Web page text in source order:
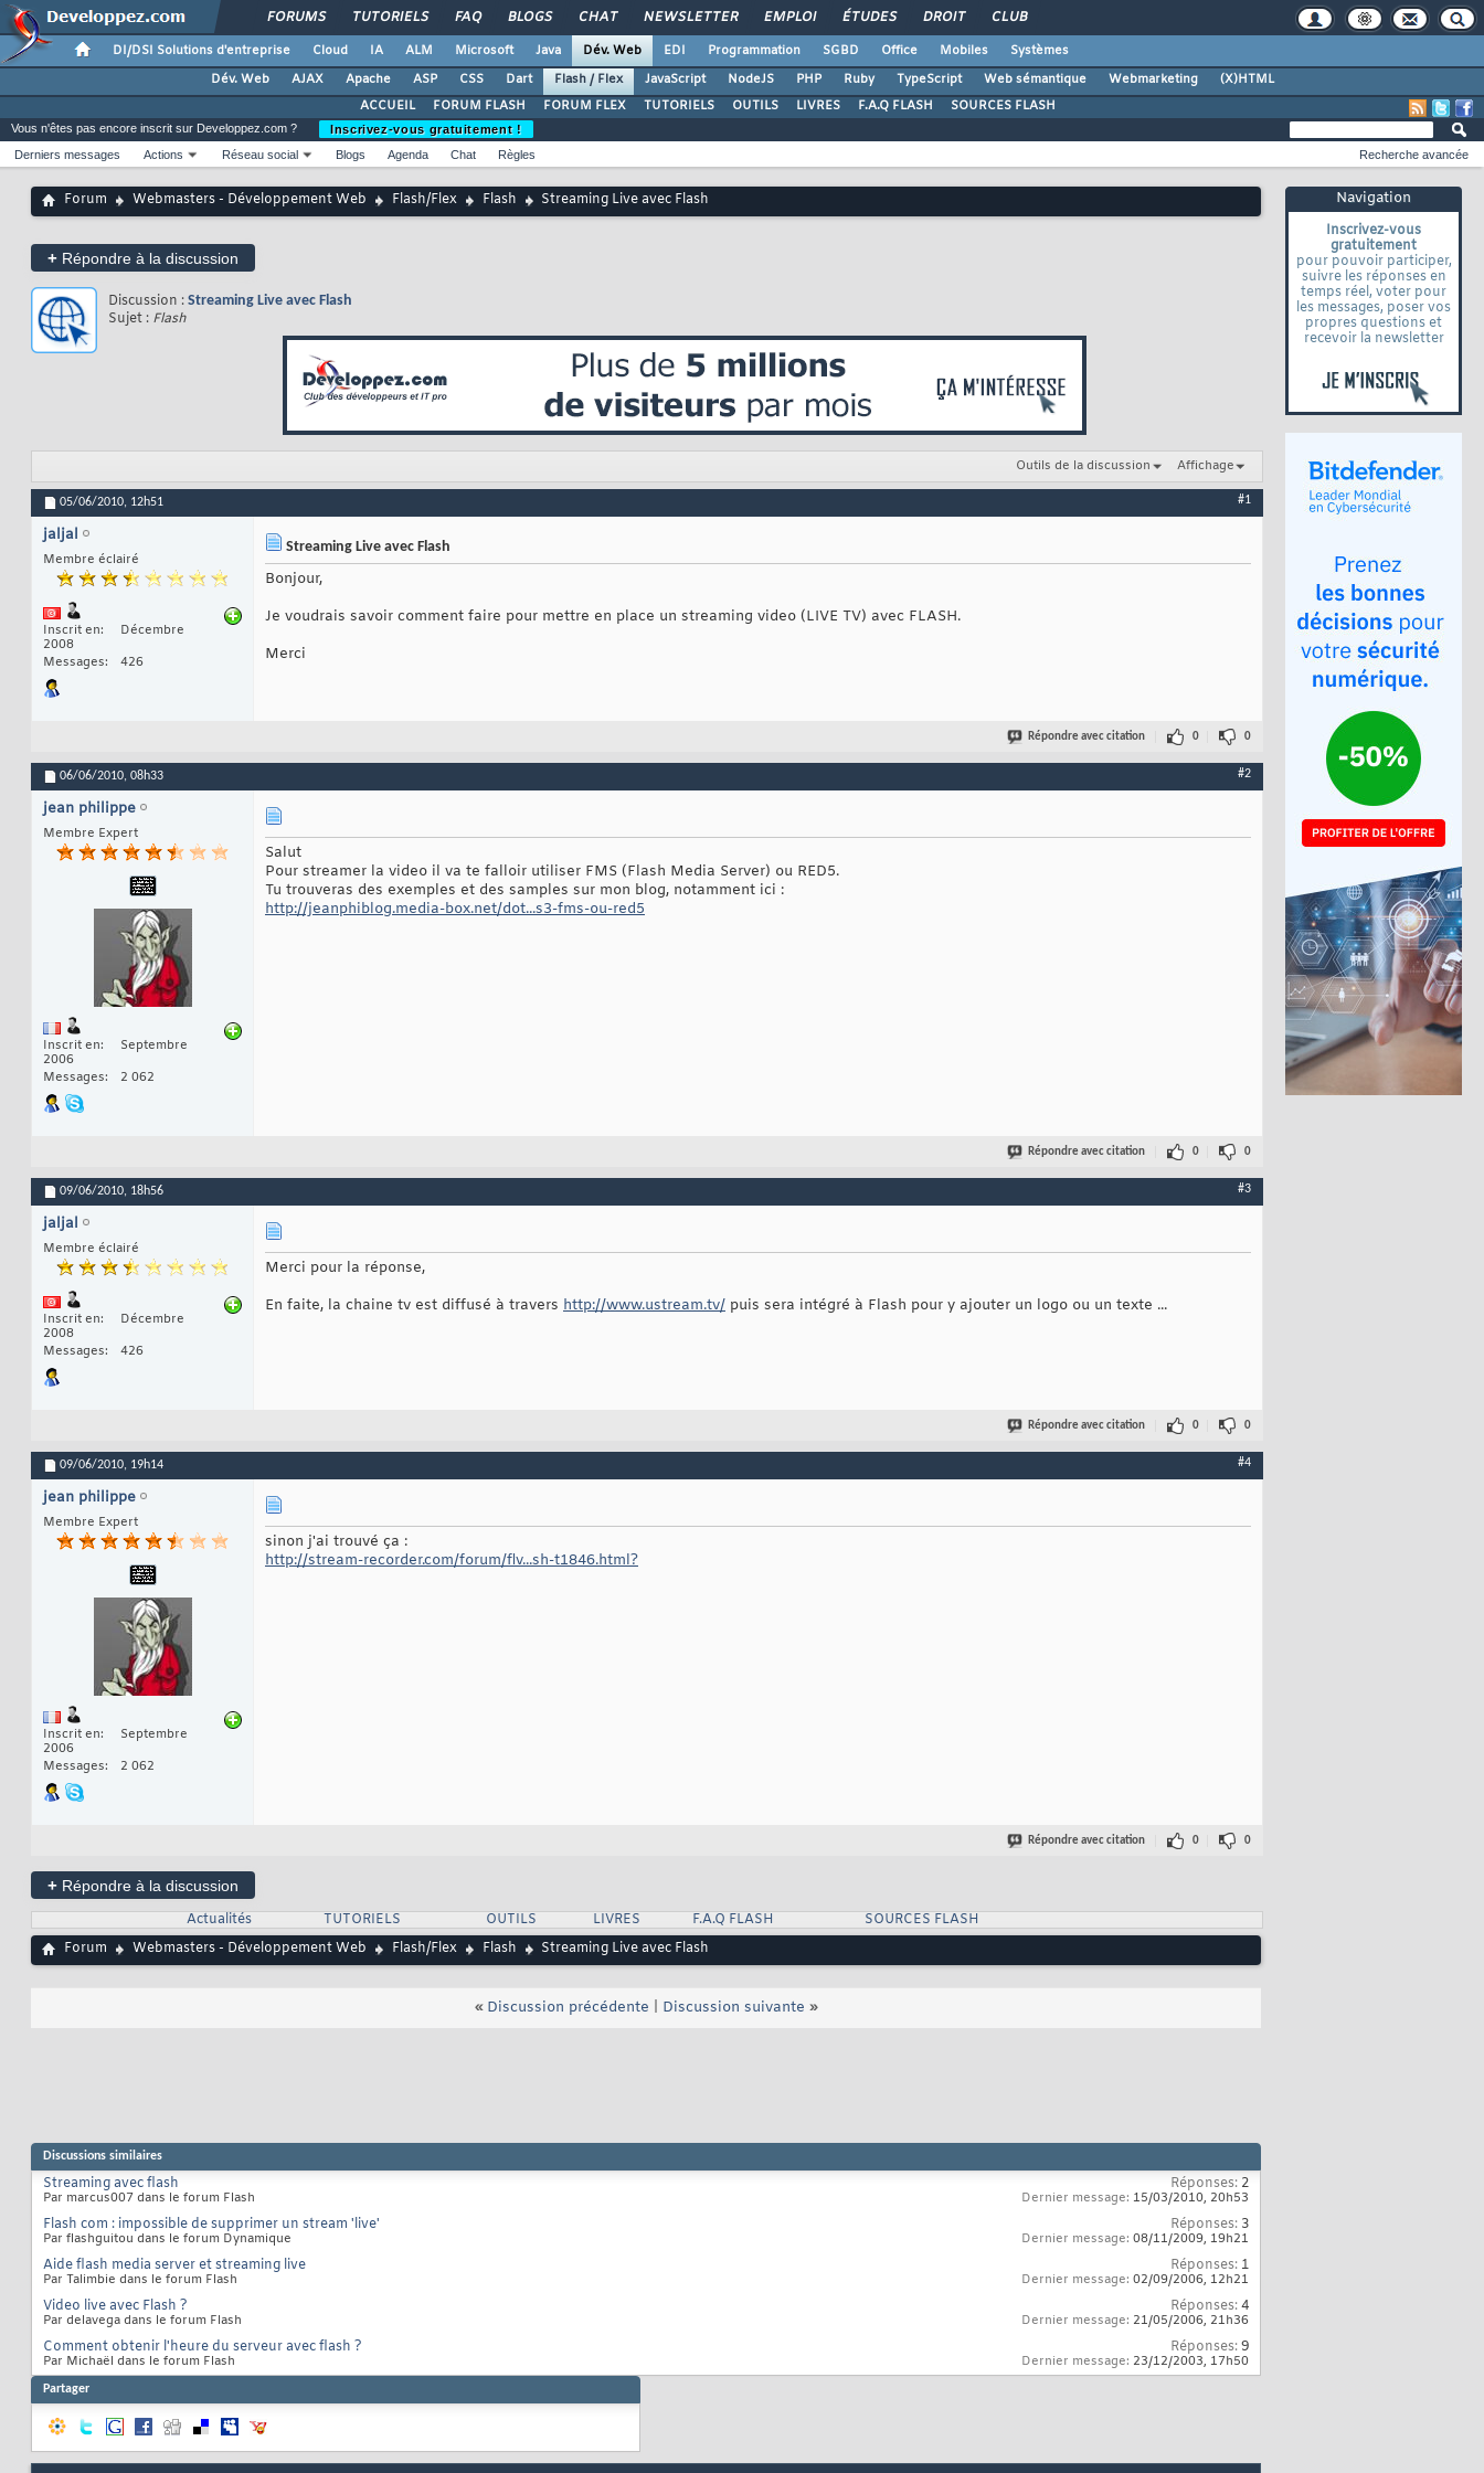
FORUMS TUTORIELS FAQ BLOGS CHAT NEWSLETTER EMPLOI ÉTUDES DROIT CLUB
DI/DSI Solutions d'entreprise Cloud IA ALM Microsoft Java Dév. Web EDI Programmation SGBD Office Mobiles
Systèmes
Dév. Web
AJAX Apache ASP CSS Dart Flash / Flex JavaScript NodeJS PHP Ruby TypeScript Web sémantique Webmarketing
(X)HTML
ACCUEIL
FORUM FLASH FORUM FLEX TUTORIELS OUTILS LIVRES F.A.Q FLASH SOURCES FLASH
Navigation
Inscrivez-vous
gratuitement
pour pouvoir participer,
suivre les réponses en
temps réel, voter pour
les messages, poser vos
propres questions et
recevoir la newsletter
Vous n'êtes pas encore inscrit sur Developpez.com ?
Inscrivez-vous gratuitement !
Derniers messages
Actions Réseau social Blogs Agenda Chat Règles Recherche avancée
Forum Webmasters - Développement Web Flash/Flex Flash Streaming Live avec Flash
+ Répondre à la discussion
Discussion : Streaming Live avec Flash
Sujet : Flash
Outils de la discussion Affichage
05/06/2010, 12h51 #1
jaljal
Membre éclairé
Inscrit en
Décembre
2008
Messages
426
Streaming Live avec Flash
Bonjour,
Je voudrais savoir comment faire pour mettre en place un streaming video (LIVE TV) avec FLASH.
Merci
Répondre avec citation 0 0
06/06/2010, 08h33 #2
jean philippe
Membre Expert
Inscrit en
Septembre
2006
Messages
2 062
Salut
Pour streamer la video il va te falloir utiliser FMS (Flash Media Server) ou RED5.
Tu trouveras des exemples et des samples sur mon blog, notamment ici :
http://jeanphiblog.media-box.net/dot...s3-fms-ou-red5
Répondre avec citation 0 0
09/06/2010, 18h56 #3
jaljal
Membre éclairé
Inscrit en
Décembre
2008
Messages
426
Merci pour la réponse,
En faite, la chaine tv est diffusé à travers http://www.ustream.tv/ puis sera intégré à Flash pour y ajouter un logo ou un texte ...
Répondre avec citation 0 0
09/06/2010, 19h14 #4
jean philippe
Membre Expert
Inscrit en
Septembre
2006
Messages
2 062
sinon j'ai trouvé ça :
http://stream-recorder.com/forum/flv...sh-t1846.html?
Répondre avec citation 0 0
+ Répondre à la discussion
Actualités
TUTORIELS OUTILS LIVRES F.A.Q FLASH
SOURCES FLASH
Forum
Webmasters - Développement Web Flash/Flex Flash Streaming Live avec Flash
« Discussion précédente Discussion suivante »
Discussions similaires
Streaming avec flash
Par marcus007 dans le forum Flash
Réponses: 2
Dernier message: 15/03/2010, 20h53
Flash com : impossible de supprimer un stream 'live'
Par flashguitou dans le forum Dynamique
Réponses: 3
Dernier message: 08/11/2009, 19h21
Aide flash media server et streaming live
Par Talimbie dans le forum Flash
Réponses: 1
Dernier message: 02/09/2006, 12h21
Video live avec Flash ?
Par delavega dans le forum Flash
Réponses:4
Dernier message: 21/05/2006, 21h36
Comment obtenir l'heure du serveur avec flash ?
Par Michaël dans le forum Flash
Réponses:9
Dernier message: 23/12/2003, 17h50
Partager